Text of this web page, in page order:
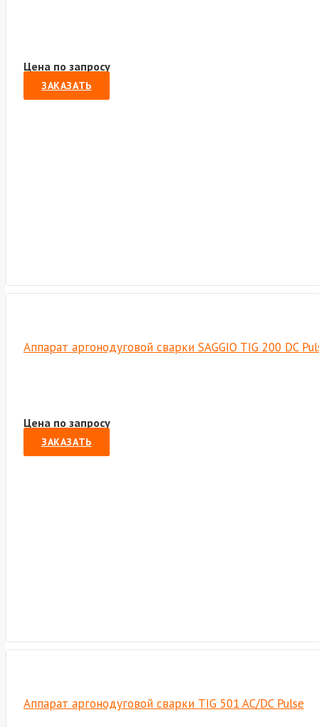
Цена по запросу
ЗАКАЗАТЬ
Аппарат аргонодуговой сварки SAGGIO TIG 200 DC
Цена по запросу
ЗАКАЗАТЬ
Аппарат аргонодуговой сварки TIG 501 AC/DC Pulse